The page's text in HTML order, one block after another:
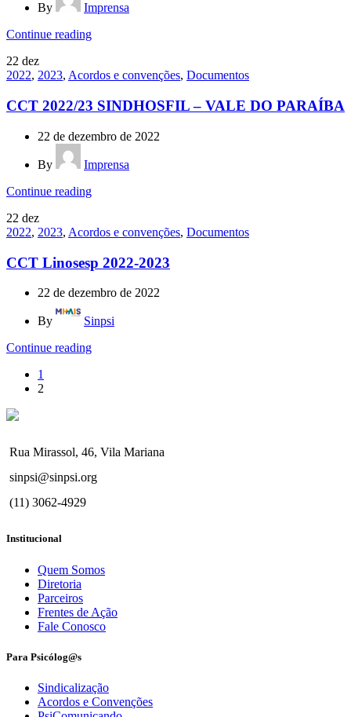
By
Imprensa
Continue reading
22 dez
2022, 2023, Acordos e convenções, Documentos
CCT 2022/23 SINDHOSFIL – VALE DO PARAÍBA
22 de dezembro de 2022
By
Imprensa
Continue reading
22 dez
2022, 2023, Acordos e convenções, Documentos
CCT Linosesp 2022-2023
22 de dezembro de 2022
By
Sinpsi
Continue reading
1
2
Rua Mirassol, 46, Vila Mariana
sinpsi@sinpsi.org
(11) 3062-4929
Institucional
Quem Somos
Diretoria
Parceiros
Frentes de Ação
Fale Conosco
Para Psicólog@s
Sindicalização
Acordos e Convenções